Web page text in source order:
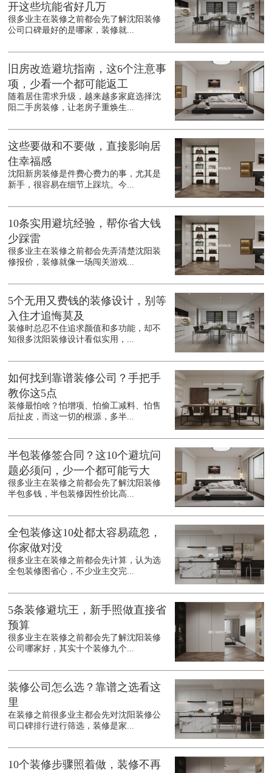
开这些坑能省好几万
很多业主在装修之前都会先了解沈阳装修
公司口碑最好的是哪家，装修就...
旧房改造避坑指南，这6个注意事
项，少看一个都可能返工
随着居住需求升级，越来越多家庭选择沈
阳二手房装修，让老房子重焕生...
这些要做和不要做，直接影响居
住幸福感
沈阳新房装修是件费心费力的事，尤其是
新手，很容易在细节上踩坑。今...
10条实用避坑经验，帮你省大钱
少踩雷
很多业主在装修之前都会先弄清楚沈阳装
修报价，装修就像一场闯关游戏...
5个无用又费钱的装修设计，别等
入住才追悔莫及
装修时总忍不住追求颜值和多功能，却不
知很多沈阳装修设计看似实用，...
如何找到靠谱装修公司？手把手
教你这5点
装修最怕啥？怕增项、怕偷工减料、怕售
后扯皮，而这一切的根源，多半...
半包装修签合同？这10个避坑问
题必须问，少一个都可能亏大
很多业主在装修之前都会先了解沈阳装修
半包多钱，半包装修因性价比高...
全包装修这10处都太容易疏忽，
你家做对没
很多业主在装修之前都会先计算，认为选
全包装修图省心，不少业主交完...
5条装修避坑王，新手照做直接省
预算
很多业主在装修之前都会先了解沈阳装修
公司哪家好，其实十个装修九个...
装修公司怎么选？靠谱之选看这
里
在装修之前很多业主都会先对沈阳装修公
司口碑排行进行筛选，装修是家...
10个装修步骤照着做，装修不再